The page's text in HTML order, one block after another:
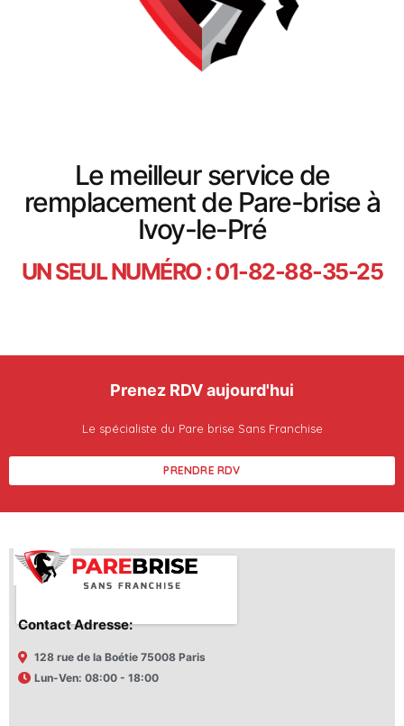
Le meilleur service de
remplacement de Pare-brise à
Ivoy-le-Pré
UN SEUL NUMÉRO : 01-82-88-35-25
Prenez RDV aujourd'hui
Le spécialiste du Pare brise Sans Franchise
PRENDRE RDV
Contact Adresse:
128 rue de la Boétie 75008 Paris
Lun-Ven: 08:00 - 18:00